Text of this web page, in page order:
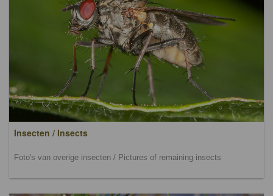
Insecten / Insects
Foto's van overige insecten / Pictures of remaining insects